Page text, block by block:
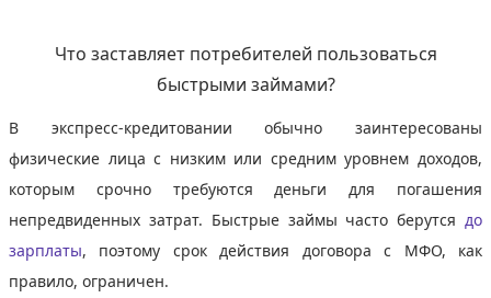
Что заставляет потребителей пользоваться
быстрыми займами?
В экспресс-кредитовании обычно заинтересованы
физические лица с низким или средним уровнем доходов,
которым срочно требуются деньги для погашения
непредвиденных затрат. Быстрые займы часто берутся до
зарплаты, поэтому срок действия договора с МФО, как
правило, ограничен.